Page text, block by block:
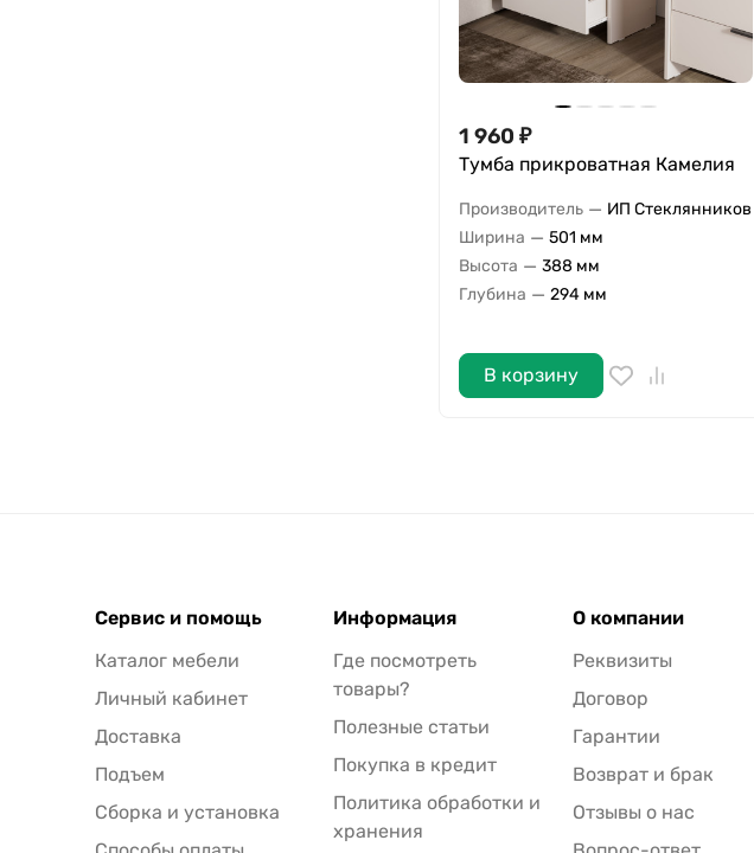
1 960 ₽
Тумба прикроватная Камелия
Производитель — ИП Стеклянников
Ширина — 501 мм
Высота — 388 мм
Глубина — 294 мм
В корзину
Сервис и помощь
Каталог мебели
Личный кабинет
Доставка
Подъем
Сборка и установка
Информация
Где посмотреть
товары?
Полезные статьи
Покупка в кредит
Политика обработки и
хранения
О компании
Реквизиты
Договор
Гарантии
Возврат и брак
Отзывы о нас